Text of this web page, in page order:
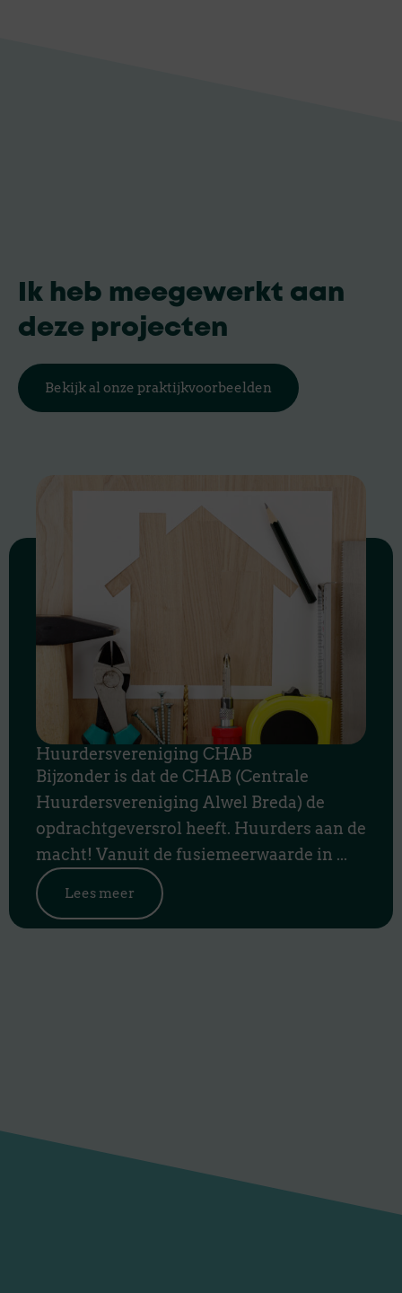
Ik heb meegewerkt aan
deze projecten
Bekijk al onze praktijkvoorbeelden
Huurdersvereniging CHAB
Bijzonder is dat de CHAB (Centrale
Huurdersvereniging Alwel Breda) de
opdrachtgeversrol heeft. Huurders aan de
macht! Vanuit de fusiemeerwaarde in ...
Lees meer